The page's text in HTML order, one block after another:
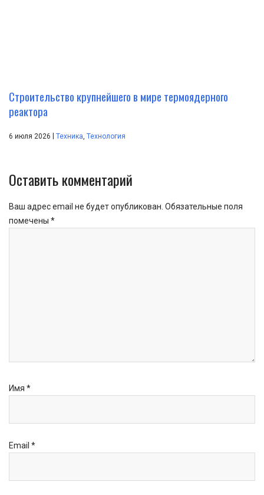
Строительство крупнейшего в мире термоядерного
реактора
6 июля 2026 Техника, Технология
Оставить комментарий
Ваш адрес email не будет опубликован. Обязательные поля
помечены *
Имя *
Email *